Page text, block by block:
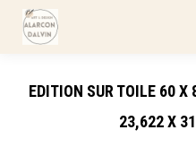
EDITION SUR TOILE 60
23,622 X